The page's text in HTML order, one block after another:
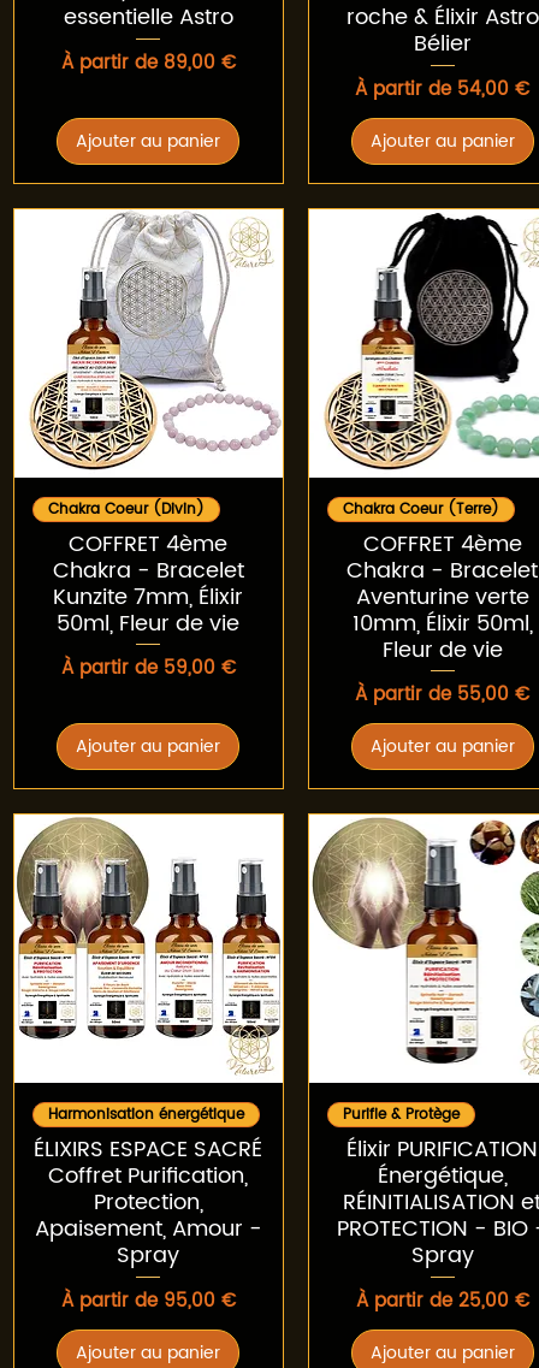
essentielle Astro
À partir de 89,00 €
Prix promotionnel
Ajouter au panier
roche & Élixir Astro
Bélier
À partir de 54,00 €
Prix promotionnel
Ajouter au panier
Aperçu rapide
Chakra Coeur (Divin)
COFFRET 4ème
Chakra - Bracelet
Kunzite 7mm, Élixir
50ml, Fleur de vie
À partir de 59,00 €
Prix promotionnel
Ajouter au panier
Aperçu rapide
Chakra Coeur (Terre)
COFFRET 4ème
Chakra - Bracelet
Aventurine verte
10mm, Élixir 50ml,
Fleur de vie
À partir de 55,00 €
Prix promotionnel
Ajouter au panier
Aperçu rapide
Harmonisation énergétique
ÉLIXIRS ESPACE SACRÉ
Coffret Purification,
Protection,
Apaisement, Amour -
Spray
À partir de 95,00 €
Prix promotionnel
Ajouter au panier
Aperçu rapide
Purifie & Protège
Élixir PURIFICATION
Énergétique,
RÉINITIALISATION
PROTECTION -
Spray
À partir de25,00 €
Prix promotionnel
Ajouter au panier